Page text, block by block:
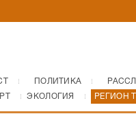
ПОЛИТИКА
ЭКОЛОГИЯ РЕГИОН